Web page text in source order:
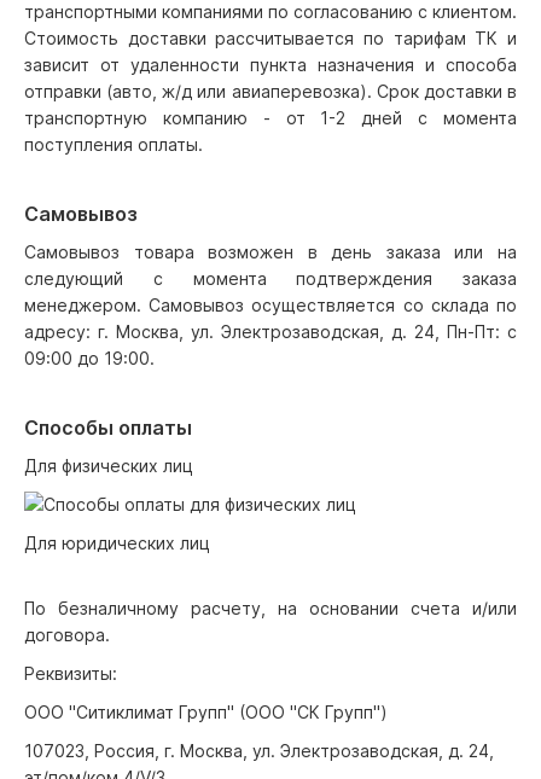
транспортными компаниями по согласованию с клиентом.
Стоимость доставки рассчитывается по тарифам ТК и
зависит от удаленности пункта назначения и способа
отправки (авто, ж/д или авиаперевозка). Срок доставки в
транспортную компанию - от 1-2 дней с момента
поступления оплаты.
Самовывоз
Самовывоз товара возможен в день заказа или на
следующий с момента подтверждения заказа
менеджером. Самовывоз осуществляется со склада по
адресу: г. Москва, ул. Электрозаводская, д. 24, Пн-Пт: с
09:00 до 19:00.
Способы оплаты
Для физических лиц
Для юридических лиц
По безналичному расчету, на основании счета и/или
договора.
Реквизиты:
ООО "Ситиклимат Групп" (ООО "СК Групп")
107023, Россия, г. Москва, ул. Электрозаводская, д. 24,